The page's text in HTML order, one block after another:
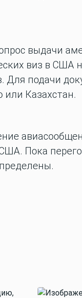
выдачи
виз в США
Для подачи
или Казахстан.
Пока